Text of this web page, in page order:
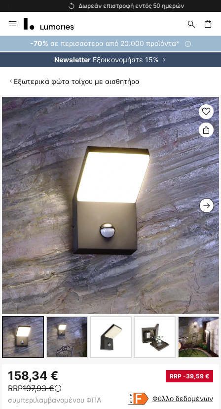
Δωρεάν επιστροφή εντός 50 ημερών
Μετάβαση
στο
περιεχόμενο
-70% σε περισσότερα από 20.000 προϊόντα*
Newsletter Εξοικονομήστε 15%
Εξωτερικά φώτα τοίχου με αισθητήρα
Μετάβαση
στο
τέλος
της
συλλογής
εικόνων
στην
αρχή
της
158,34 € RRP -39,59 €
RRP197,93 €
συμπεριλαμβανομένου ΦΠΑ Φύλλο δεδομένων